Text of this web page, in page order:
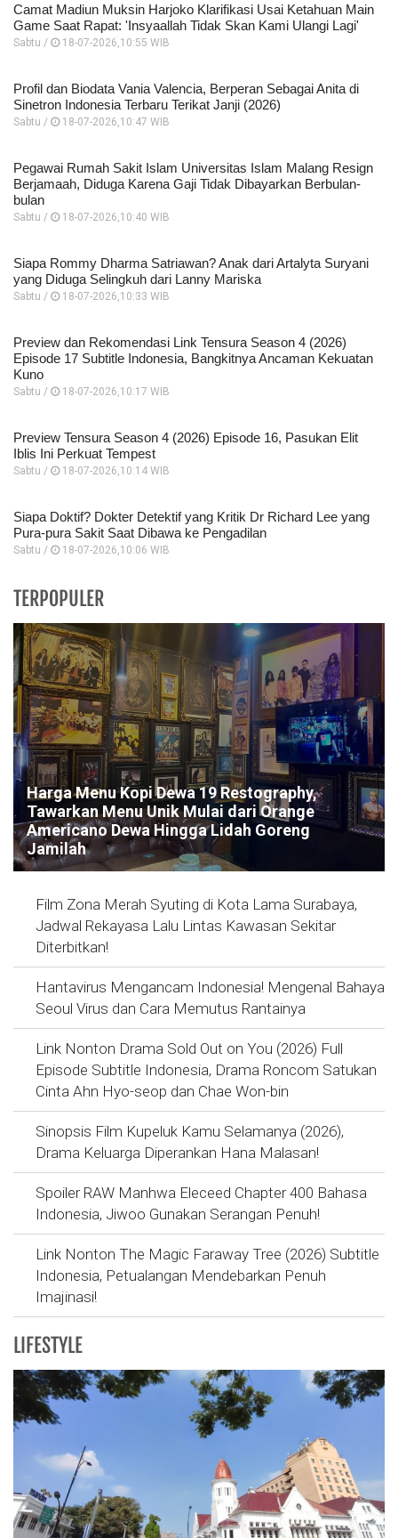
Camat Madiun Muksin Harjoko Klarifikasi Usai Ketahuan Main
Game Saat Rapat: 'Insyaallah Tidak Skan Kami Ulangi Lagi'
Sabtu / 18-07-2026,10:55 WIB
Profil dan Biodata Vania Valencia, Berperan Sebagai Anita di
Sinetron Indonesia Terbaru Terikat Janji (2026)
Sabtu / 18-07-2026,10:47 WIB
Pegawai Rumah Sakit Islam Universitas Islam Malang Resign
Berjamaah, Diduga Karena Gaji Tidak Dibayarkan Berbulan-
bulan
Sabtu / 18-07-2026,10:40 WIB
Siapa Rommy Dharma Satriawan? Anak dari Artalyta Suryani
yang Diduga Selingkuh dari Lanny Mariska
Sabtu / 18-07-2026,10:33 WIB
Preview dan Rekomendasi Link Tensura Season 4 (2026)
Episode 17 Subtitle Indonesia, Bangkitnya Ancaman Kekuatan
Kuno
Sabtu / 18-07-2026,10:17 WIB
Preview Tensura Season 4 (2026) Episode 16, Pasukan Elit
Iblis Ini Perkuat Tempest
Sabtu / 18-07-2026,10:14 WIB
Siapa Doktif? Dokter Detektif yang Kritik Dr Richard Lee yang
Pura-pura Sakit Saat Dibawa ke Pengadilan
Sabtu / 18-07-2026,10:06 WIB
TERPOPULER
Harga Menu Kopi Dewa 19 Restography,
Tawarkan Menu Unik Mulai dari Orange
Americano Dewa Hingga Lidah Goreng
Jamilah
Film Zona Merah Syuting di Kota Lama Surabaya,
Jadwal Rekayasa Lalu Lintas Kawasan Sekitar
Diterbitkan!
Hantavirus Mengancam Indonesia! Mengenal Bahaya
Seoul Virus dan Cara Memutus Rantainya
Link Nonton Drama Sold Out on You (2026) Full
Episode Subtitle Indonesia, Drama Roncom Satukan
Cinta Ahn Hyo-seop dan Chae Won-bin
Sinopsis Film Kupeluk Kamu Selamanya (2026),
Drama Keluarga Diperankan Hana Malasan!
Spoiler RAW Manhwa Eleceed Chapter 400 Bahasa
Indonesia, Jiwoo Gunakan Serangan Penuh!
Link Nonton The Magic Faraway Tree (2026) Subtitle
Indonesia, Petualangan Mendebarkan Penuh
Imajinasi!
LIFESTYLE